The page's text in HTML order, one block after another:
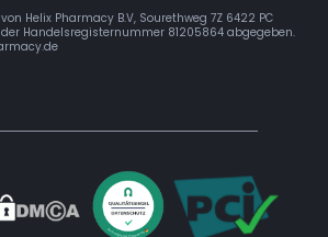
Helix Pharmacy B.V, Sourethweg 7Z 6422 PC
Handelsregisternummer 81205864 abgegeben.